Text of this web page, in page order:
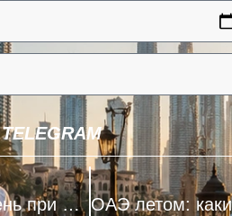
TELEGRAM
ОАЭ в начале лета: как туристы планируют день при высокой температуре